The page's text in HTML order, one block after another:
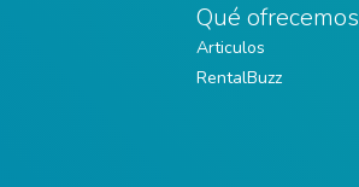
Qué ofrecemos
Articulos
RentalBuzz